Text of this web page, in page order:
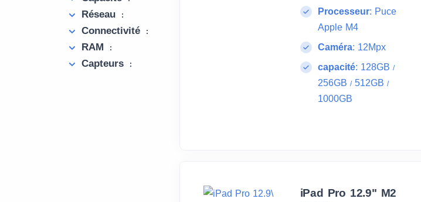
Processeur: Puce
Apple M4
Caméra: 12Mpx
capacité: 128GB /
256GB /512GB /
1000GB
iPad Pro 12.9" M2
Réseau :
Connectivité :
RAM :
Capteurs :